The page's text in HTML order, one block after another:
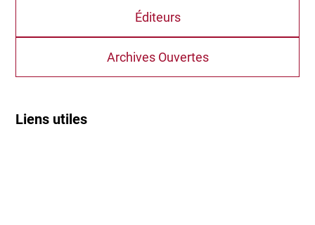
Éditeurs
Archives Ouvertes
Liens utiles